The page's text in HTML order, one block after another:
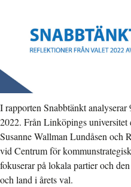
I rapporten Snabbtänkt
2022. Från Linköpings
Susanne Wallman Lundåsen och
vid Centrum för
fokuserar på lokala partier och
och land i årets val.